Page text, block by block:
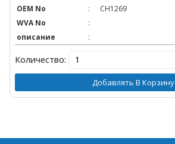
OEM No
:
CH1269
WVA No
:
описание
:
Количество:
Добавлять В Корзину